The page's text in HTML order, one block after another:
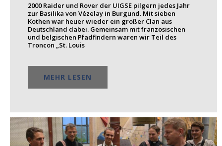
2000 Raider und Rover der UIGSE pilgern jedes Jahr
zur Basilika von Vézelay in Burgund. Mit sieben
Kothen war heuer wieder ein großer Clan aus
Deutschland dabei. Gemeinsam mit französischen
und belgischen Pfadfindern waren wir Teil des
Troncon „St. Louis
MEHR LESEN